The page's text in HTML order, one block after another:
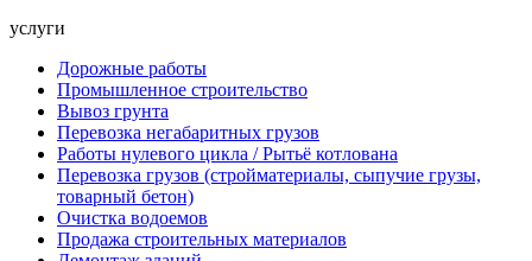
услуги
Дорожные работы
Промышленное строительство
Вывоз грунта
Перевозка негабаритных грузов
Работы нулевого цикла / Рытьё котлована
Перевозка грузов (стройматериалы, сыпучие грузы,
товарный бетон)
Очистка водоемов
Продажа строительных материалов